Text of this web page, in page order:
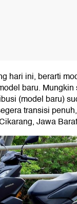
hari ini, berarti
baru. Mungkin
(model baru)
transisi
Jawa